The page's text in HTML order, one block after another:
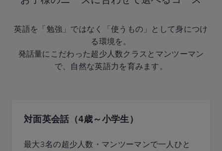
英語を「勉強」ではなく「使うもの」として身につけ
る環境を。
発話量にこだわった超少人数クラスとマンツーマン
で、自然な英語力を育みます。
対面英会話（4歳～小学生）
最大3名の超少人数・マンツーマンで一人ひと